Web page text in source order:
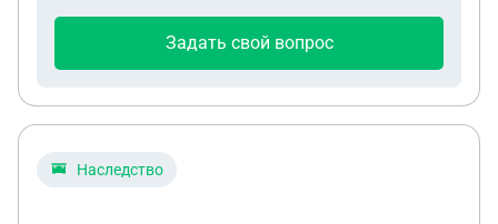
Задать свой вопрос
Наследство